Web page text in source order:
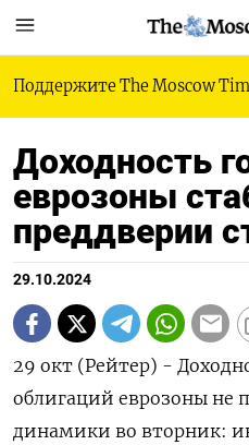
Поддержите The Moscow
Доходность
еврозоны
преддверии
29.10.2024
29 окт (Рейтер) -
облигаций еврозоны не
динамики во вторник: